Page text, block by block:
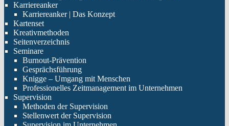
Karriereanker
Karriereanker | Das Konzept
Kartenset
Kreativmethoden
Seitenverzeichnis
Seminare
Burnout-Prävention
Gesprächsführung
Knigge – Umgang mit Menschen
Professionelles Zeitmanagement im Unternehmen
Supervision
Methoden der Supervision
Stellenwert der Supervision